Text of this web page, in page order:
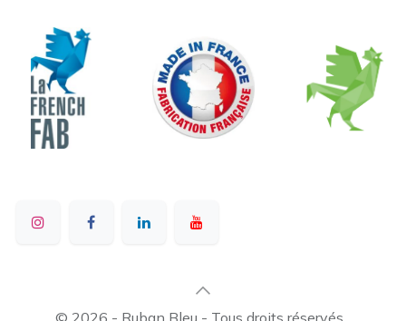
© 2026 - Ruban Bleu - Tous droits réservés